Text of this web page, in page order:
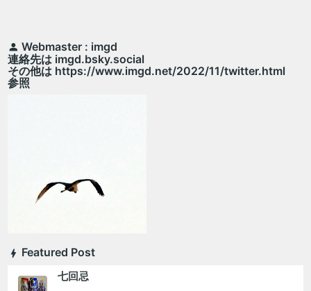
Webmaster : imgd
連絡先は imgd.bsky.social
その他は https://www.imgd.net/2022/11/twitter.html
参照
Featured Post
七回忌